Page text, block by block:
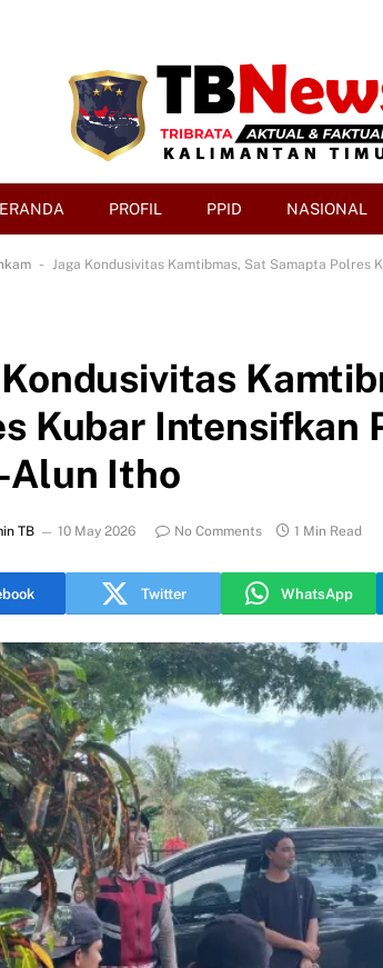
PROFIL PPID NASIONAL
- Jaga Kondusivitas Kamtibmas, Sat Samapta
Kubar Intensifkan
Alun Itho
TB 10 May 2026 No Comments 1 Min Read
Twitter WhatsApp